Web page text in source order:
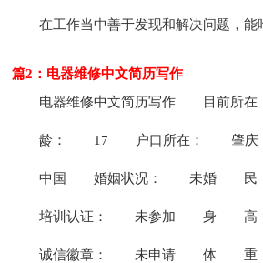
在工作当中善于发现和解决问题，能
篇2：电器维修中文简历写作
电器维修中文简历写作
目前所在
龄： 17 户口所在： 肇庆
中国 婚姻状况： 未婚 民
培训认证： 未参加 身 高
诚信徽章： 未申请 体 重